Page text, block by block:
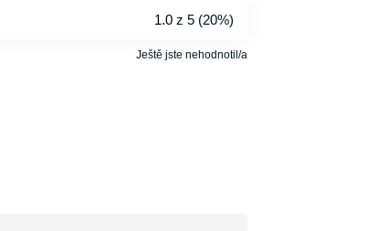
1.0 z 5 (20%)
Ještě jste nehodnotil/a